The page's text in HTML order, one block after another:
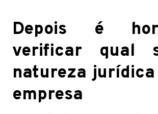
Depois é
verificar qual
natureza
empresa